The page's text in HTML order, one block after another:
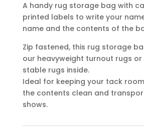
A handy rug storage bag with
printed labels to write your
name and the contents of the
Zip fastened, this rug storage
our heavyweight turnout rugs or
stable rugs inside.
Ideal for keeping your tack
the contents clean and
shows.